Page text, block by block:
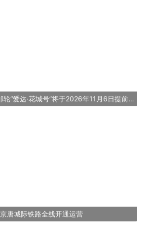
第二艘国产大型邮轮“爱达·花城号”将于2026年11月6日提前交付
京唐城际铁路全线开通运营